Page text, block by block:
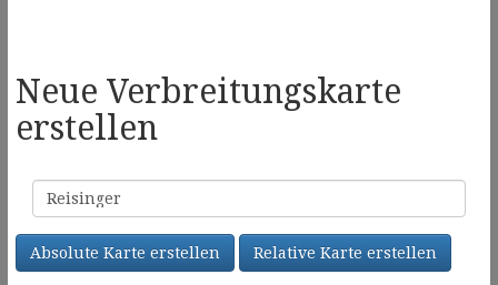
Neue Verbreitungskarte
erstellen
Familienname
Absolute Karte erstellen Relative Karte erstellen